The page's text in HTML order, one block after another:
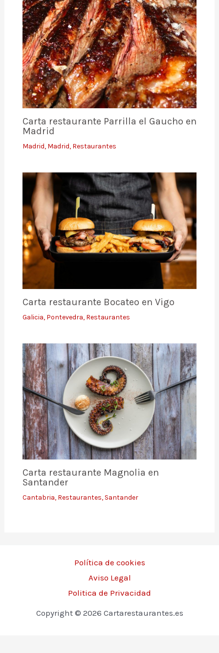
Carta restaurante Parrilla el Gaucho en
Madrid
Madrid, Madrid, Restaurantes
Carta restaurante Bocateo en Vigo
Galicia, Pontevedra, Restaurantes
Carta restaurante Magnolia en
Santander
Cantabria, Restaurantes, Santander
Política de cookies
Aviso Legal
Politica de Privacidad
Copyright © 2026 Cartarestaurantes.es